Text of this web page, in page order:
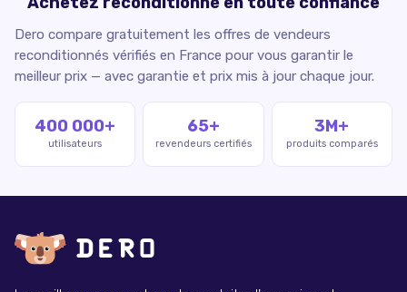
Dero compare gratuitement les offres de vendeurs
reconditionnés vérifiés en France pour vous garantir le
meilleur prix — avec garantie et prix mis à jour chaque jour.
400 000+
utilisateurs
65+
revendeurs certifiés
3M+
produits comparés